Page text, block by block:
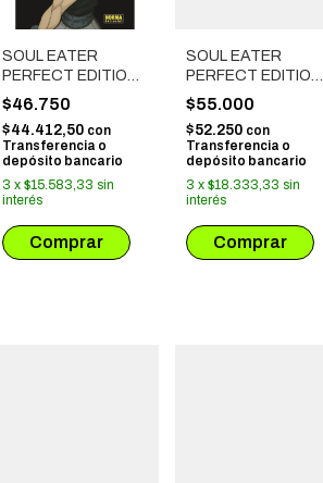
SOUL EATER
PERFECT EDITION
# 03
$46.750
$44.412,50 con
Transferencia o
depósito bancario
3 x $15.583,33 sin
interés
SOUL EATER
PERFECT EDITION
# 02
$55.000
$52.250 con
Transferencia o
depósito bancario
3 x $18.333,33 sin
interés